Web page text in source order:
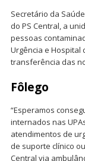
Secretário da
do PS Central, a
pessoas
Urgência e Hospital
transferência das
Fôlego
“Esperamos
internados nas
atendimentos de
de suporte clínico
Central via